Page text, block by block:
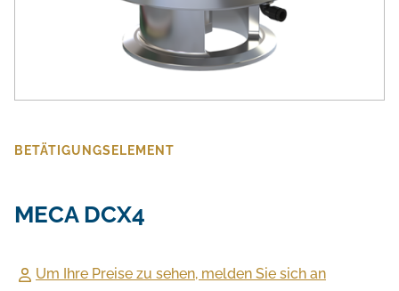
BETÄTIGUNGSELEMENT
MECA DCX4
Um Ihre Preise zu sehen, melden Sie sich an